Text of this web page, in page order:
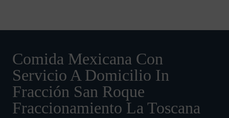
Comida Mexicana Con
Servicio A Domicilio In
Fracción San Roque
Fraccionamiento La Toscana